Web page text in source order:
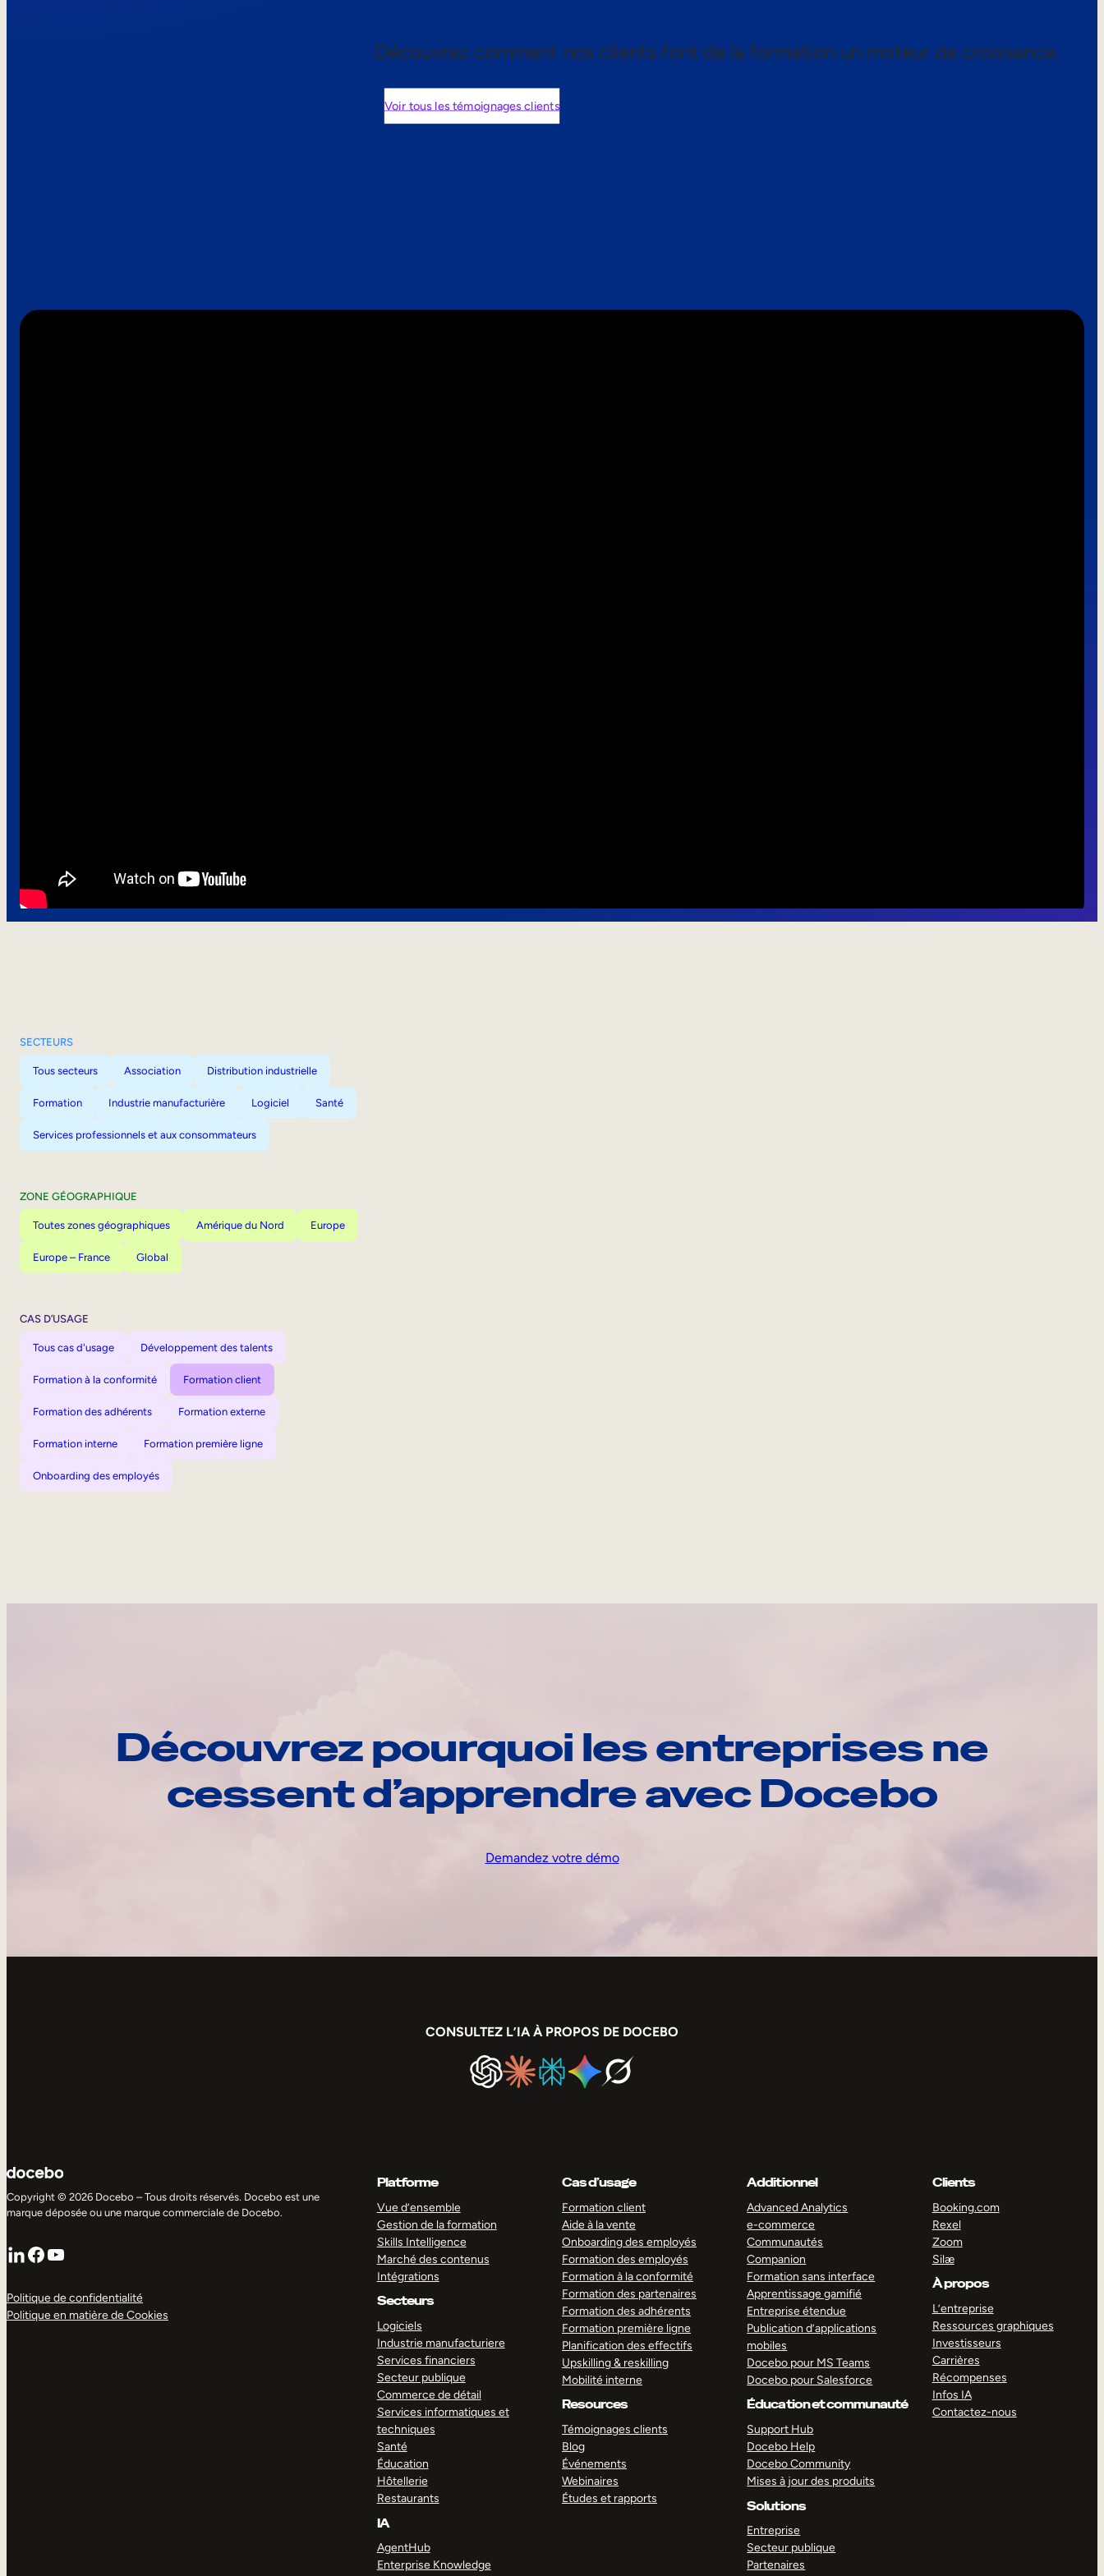
Découvrez comment nos clients font de la formation un moteur de croissance.
Voir tous les témoignages clients
SECTEURS
Tous secteurs Association Distribution industrielle
Formation Industrie manufacturière Logiciel Santé
Services professionnels et aux consommateurs
ZONE GÉOGRAPHIQUE
Toutes zones géographiques Amérique du Nord Europe
Europe – France Global
CAS D’USAGE
Tous cas d'usage Développement des talents
Formation à la conformité Formation client
Formation des adhérents Formation externe
Formation interne Formation première ligne
Onboarding des employés
Découvrez pourquoi les entreprises ne
cessent d’apprendre avec Docebo
Demandez votre démo
CONSULTEZ L’IA À PROPOS DE DOCEBO
Copyright © 2026 Docebo – Tous droits réservés. Docebo est une
marque déposée ou une marque commerciale de Docebo.
LinkedIn
Facebook
YouTube
Politique de confidentialité
Politique en matière de Cookies
Platforme
Vue d’ensemble
Gestion de la formation
Skills Intelligence
Marché des contenus
Intégrations
Secteurs
Logiciels
Industrie manufacturiere
Services financiers
Secteur publique
Commerce de détail
Services informatiques et
techniques
Santé
Éducation
Hôtellerie
Restaurants
IA
AgentHub
Enterprise Knowledge
Cas d’usage
Formation client
Aide à la vente
Onboarding des employés
Formation des employés
Formation à la conformité
Formation des partenaires
Formation des adhérents
Formation première ligne
Planification des effectifs
Upskilling & reskilling
Mobilité interne
Resources
Témoignages clients
Blog
Événements
Webinaires
Études et rapports
Additionnel
Advanced Analytics
e-commerce
Communautés
Companion
Formation sans interface
Apprentissage gamifié
Entreprise étendue
Publication d’applications
mobiles
Docebo pour MS Teams
Docebo pour Salesforce
Éducation et communauté
Support Hub
Docebo Help
Docebo Community
Mises à jour des produits
Solutions
Entreprise
Secteur publique
Partenaires
Clients
Booking.com
Rexel
Zoom
Silæ
À propos
L’entreprise
Ressources graphiques
Investisseurs
Carrières
Récompenses
Infos IA
Contactez-nous